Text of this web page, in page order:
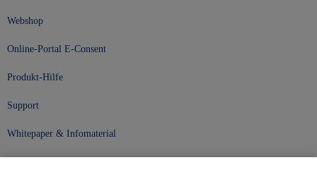
Webshop
Online-Portal E-Consent
Produkt-Hilfe
Support
Whitepaper & Infomaterial